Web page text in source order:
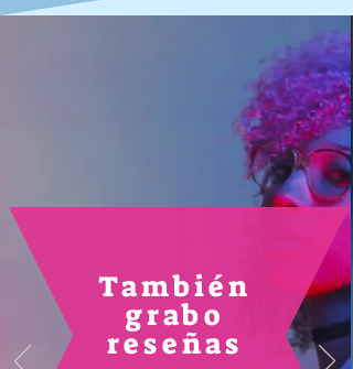
También
grabo
reseñas